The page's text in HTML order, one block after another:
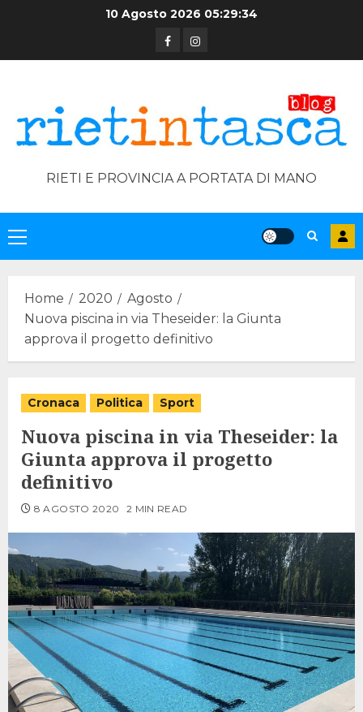
10 Agosto 2026 05:29:35
FacebookInstagram
RIETI E PROVINCIA A PORTATA DI MANO
Primary
Menu
Home 2020
Agosto
Nuova piscina in via Theseider: la Giunta
approva il progetto definitivo
Cronaca Politica Sport
Nuova piscina in via Theseider: la
Giunta approva il progetto
definitivo
8 AGOSTO 2020 2 MIN READ